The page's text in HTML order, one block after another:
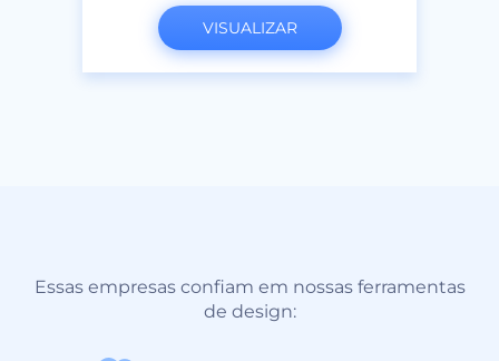
VISUALIZAR
Essas empresas confiam em nossas ferramentas
de design: